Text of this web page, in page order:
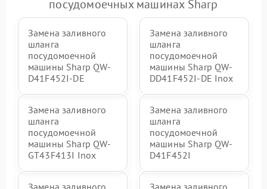
посудомоечных машинах Sharp
Замена заливного
шланга
посудомоечной
машины Sharp QW-
D41F452I-DE
Замена заливного
шланга
посудомоечной
машины Sharp QW-
DD41F452I-DE Inox
Замена заливного
шланга
посудомоечной
машины Sharp QW-
GT43F413I Inox
Замена заливного
шланга
посудомоечной
машины Sharp QW-
D41F452I
Замена заливного Замена заливного